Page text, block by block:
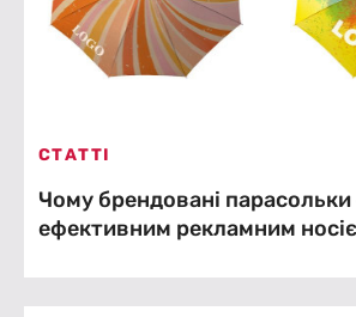
СТАТТІ
Чому брендовані парасольки
ефективним рекламним